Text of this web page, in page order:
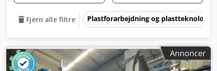
Fjern alle filtre Plastforarbejdning og plastteknologi
Annoncer